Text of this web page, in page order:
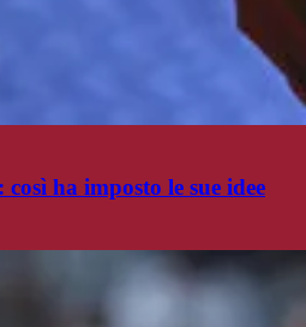
ha imposto le sue idee